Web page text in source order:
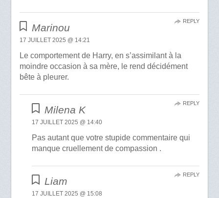
Marinou
17 JUILLET 2025 @ 14:21
Le comportement de Harry, en s’assimilant à la
moindre occasion à sa mère, le rend décidément
bête à pleurer.
REPLY
Milena K
17 JUILLET 2025 @ 14:40
Pas autant que votre stupide commentaire qui
manque cruellement de compassion .
REPLY
Liam
17 JUILLET 2025 @ 15:08
REPLY